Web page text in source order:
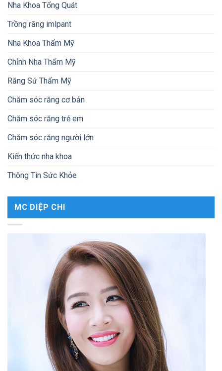
Nha Khoa Tổng Quát
Trồng răng imlpant
Nha Khoa Thẩm Mỹ
Chỉnh Nha Thẩm Mỹ
Răng Sứ Thẩm Mỹ
Chăm sóc răng cơ bản
Chăm sóc răng trẻ em
Chăm sóc răng người lớn
Kiến thức nha khoa
Thông Tin Sức Khỏe
MC DIỆP CHI